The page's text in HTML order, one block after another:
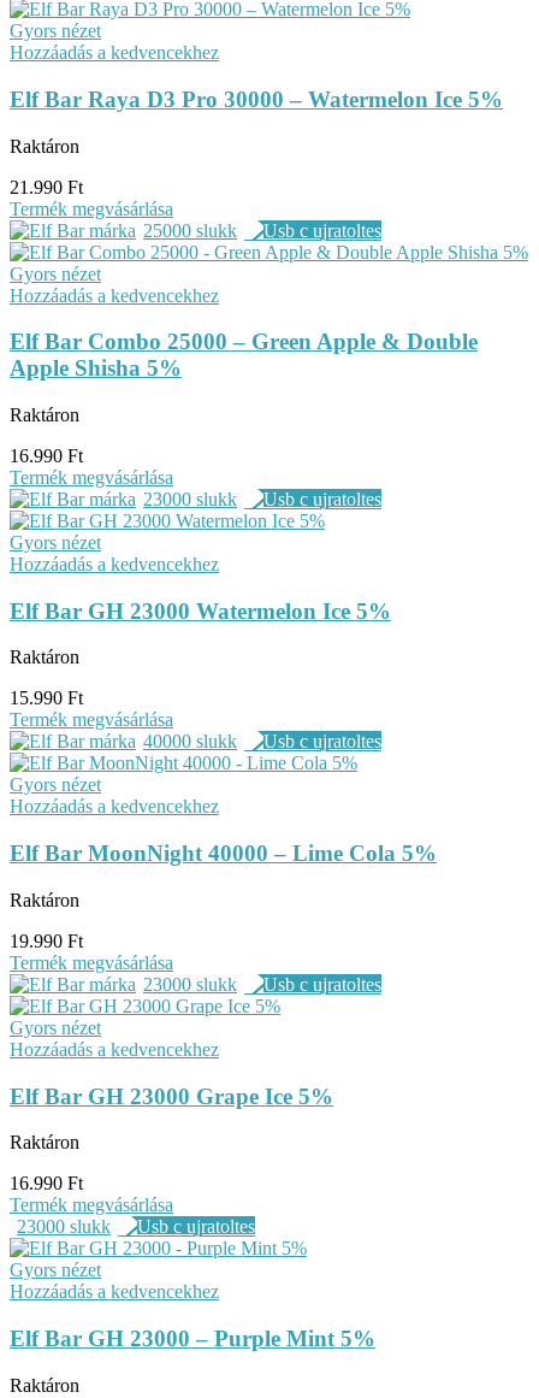
Gyors nézet
Hozzáadás a kedvencekhez
Elf Bar Raya D3 Pro 30000 – Watermelon Ice 5%
Raktáron
21.990 Ft
Termék megvásárlása
25000 slukk
Gyors nézet
Hozzáadás a kedvencekhez
Elf Bar Combo 25000 – Green Apple & Double
Apple Shisha 5%
Raktáron
16.990 Ft
Termék megvásárlása
23000 slukk
Gyors nézet
Hozzáadás a kedvencekhez
Elf Bar GH 23000 Watermelon Ice 5%
Raktáron
15.990 Ft
Termék megvásárlása
40000 slukk
Gyors nézet
Hozzáadás a kedvencekhez
Elf Bar MoonNight 40000 – Lime Cola 5%
Raktáron
19.990 Ft
Termék megvásárlása
23000 slukk
Gyors nézet
Hozzáadás a kedvencekhez
Elf Bar GH 23000 Grape Ice 5%
Raktáron
16.990 Ft
Termék megvásárlása
23000 slukk
Gyors nézet
Hozzáadás a kedvencekhez
Elf Bar GH 23000 – Purple Mint 5%
Raktáron